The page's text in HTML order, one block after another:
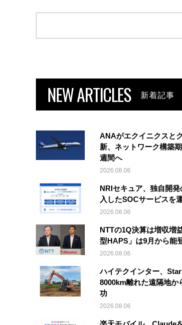
NEW ARTICLES 新着記事
ANAがエクイニクスと
新、ネットワーク構築
週間へ
2026.08.06
NRIセキュア、独自開
入したSOCサービスを
2026.08.06
NTTの1Q決算は増収
型HAPS」は9月から能
2026.08.06
ハイテクインター、
8000km離れた遠隔地か
功
2026.08.06